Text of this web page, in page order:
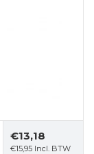
€13,18
€15,95 Incl. BTW